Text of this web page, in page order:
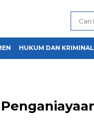
HUKUM DAN KRIMINAL